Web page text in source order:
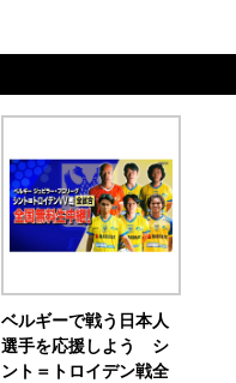
ベルギーで戦う日本人
選手を応援しよう シ
ント＝トロイデン戦全